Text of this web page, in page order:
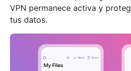
VPN permanece activa y
tus datos.